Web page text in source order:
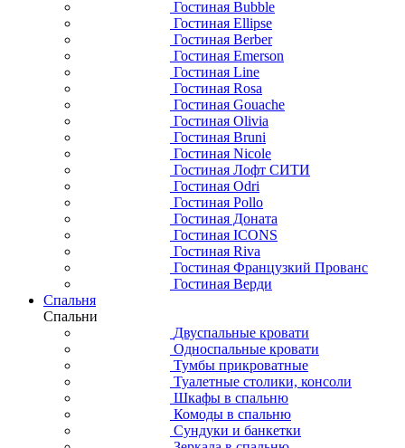
Гостиная Bubble
Гостиная Ellipse
Гостиная Berber
Гостиная Emerson
Гостиная Line
Гостиная Rosa
Гостиная Gouache
Гостиная Olivia
Гостиная Bruni
Гостиная Nicole
Гостиная Лофт СИТИ
Гостиная Odri
Гостиная Pollo
Гостиная Доната
Гостиная ICONS
Гостиная Riva
Гостиная Французкий Прованс
Гостиная Верди
Спальня
Спальни
Двуспальные кровати
Односпальные кровати
Тумбы прикроватные
Туалетные столики, консоли
Шкафы в спальню
Комоды в спальню
Сундуки и банкетки